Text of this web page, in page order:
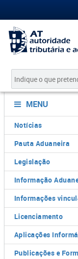
MENU
Notícias
Pauta Aduaneira
Legislação
Informação
Informações
Licenciamento
Aplicações
Publicações e